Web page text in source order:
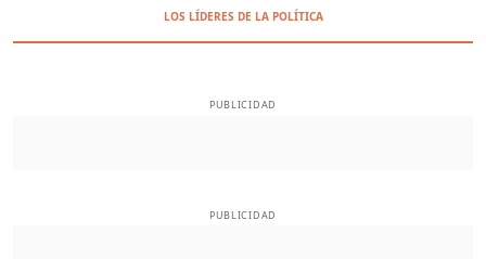
LOS LÍDERES DE LA POLÍTICA
PUBLICIDAD
PUBLICIDAD